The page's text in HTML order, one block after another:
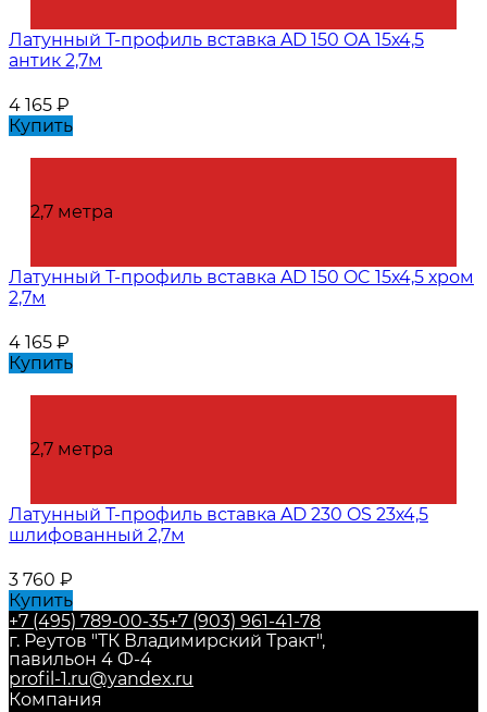
Латунный Т-профиль вставка AD 150 OА 15х4,5
антик 2,7м
4 165 ₽
Купить
2,7 метра
Латунный Т-профиль вставка AD 150 OC 15х4,5 хром
2,7м
4 165 ₽
Купить
2,7 метра
Латунный Т-профиль вставка AD 230 OS 23х4,5
шлифованный 2,7м
3 760 ₽
Купить
+7 (495) 789-00-35+7 (903) 961-41-78
г. Реутов "ТК Владимирский Тракт",
павильон 4 Ф-4
profil-1.ru@yandex.ru
Компания